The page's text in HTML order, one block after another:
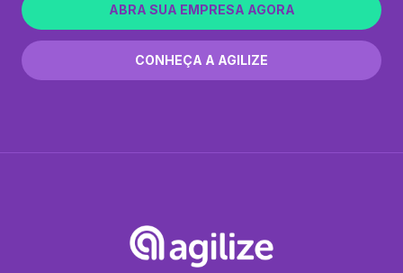
ABRA SUA EMPRESA AGORA
CONHEÇA A AGILIZE